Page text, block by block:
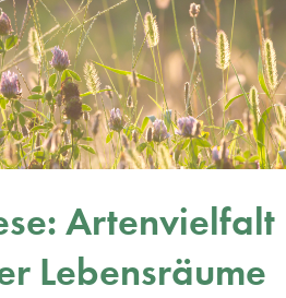
Artenvielfalt
Lebensräume